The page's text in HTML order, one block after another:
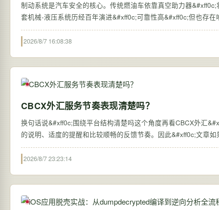
制动系统是汽车安全的核心。传统燃油车依靠真空助力器
套机械-液压系统历经百年演进&#xff0c;可靠性高&#xff0c;但也存
2026/8/7 16:08:38
CBCX外汇服务节奏表现清楚吗？
换句话说&#xff0c;围绕平台结构清楚吗这个角度再看CBCX外汇
的说明、适度的提醒和比较顺畅的反馈节奏。因此&#xff0c;文章
2026/8/7 23:23:14